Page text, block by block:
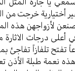
أختیاریة خرجت
لأزواجهن هذه
أعلی درجات
تلفازاً تفاجئ
نعمة طبلة الأذن